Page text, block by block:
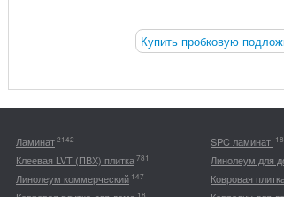
Купить пробковую
Ламинат2142 SPC ламинат
Клеевая LVT (ПВХ) плитка781 Линолеум для
Линолеум коммерческий 147 Ковровая
18